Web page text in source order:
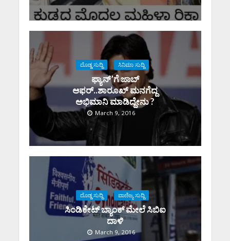
ದೊಡ್ಡ ಸುದ್ದಿ ಸಿನಿಮಾ ಸುದ್ದಿ
ಫ್ಯಾನ್’ಗೆ ಜಾಬ್
ಆಫರ್..ಶಾರೂಖ್ ಮನಗೆದ್ದ
ಅಭಿಮಾನಿ ಮಾಡಿದ್ದೇನು ?
March 9, 2016
ದೊಡ್ಡ ಸುದ್ದಿ ವಾಣಿಜ್ಯ ಸುದ್ದಿ
ಸಿಂಡಿಕೇಟ್ ಬ್ಯಾಂಕ್ ಮೇಲೆ ಸಿಬಿಐ
ದಾಳಿ
March 9, 2016